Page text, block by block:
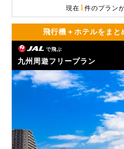
現在1 件のプラン
飛行機＋ホテルをまと
で飛ぶ
九州周遊フリープラン